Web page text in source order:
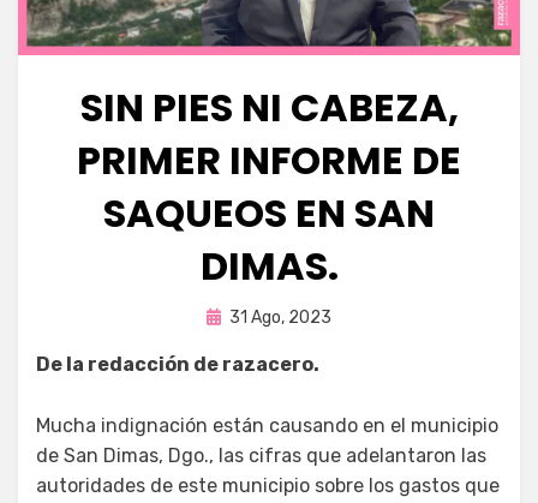
SIN PIES NI CABEZA,
PRIMER INFORME DE
SAQUEOS EN SAN
DIMAS.
porFernando Miranda Servín
Publicada
31 Ago, 2023
De la redacción de razacero.
Mucha indignación están causando en el municipio
de San Dimas, Dgo., las cifras que adelantaron las
autoridades de este municipio sobre los gastos que